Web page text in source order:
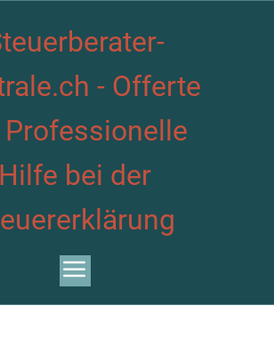
- Offerte
Hilfe bei der